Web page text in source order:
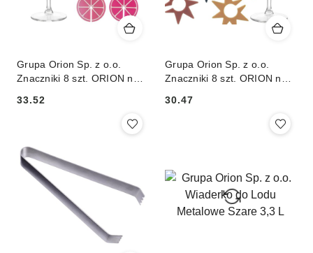
Grupa Orion Sp. z o.o.
Znaczniki 8 szt. ORION na
Cytrusy
Cena:
33.52
Grupa Orion Sp. z o.o.
Znaczniki 8 szt. ORION na
Gwiazdki
Cena:
30.47